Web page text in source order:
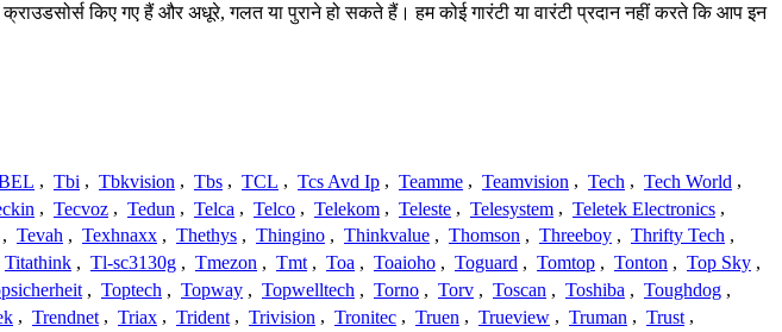
किए गए हैं और अधूरे, गलत या पुराने हो सकते हैं। हम कोई गारंटी या वारंटी प्रदान नहीं करते कि आप इन
, Tbi , Tbkvision , Tbs , TCL , Tcs Avd Ip , Teamme , Teamvision , Tech , Tech World ,
, Tecvoz , Tedun , Telca , Telco , Telekom , Teleste , Telesystem , Teletek Electronics ,
, Tevah , Texhnaxx , Thethys , Thingino , Thinkvalue , Thomson , Threeboy , Thrifty Tech ,
Titathink , Tl-sc3130g , Tmezon , Tmt , Toa , Toaioho , Toguard , Tomtop , Tonton , Top Sky ,
, Toptech , Topway , Topwelltech , Torno , Torv , Toscan , Toshiba , Toughdog ,
, Trendnet , Triax , Trident , Trivision , Tronitec , Truen , Trueview , Truman , Trust ,